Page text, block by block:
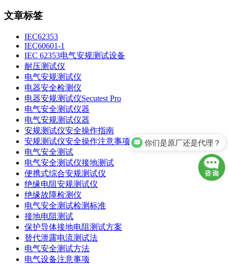
文章标签
IEC62353
IEC60601-1
IEC 62353电气安规测试设备
耐压测试仪
电气安规测试仪
电器安全检测仪
电器安规测试仪Secutest Pro
电气安全测试仪器
电气安规测试仪器
安规测试仪安全操作指南
安规测试仪安全操作注意事项
电气安全测试
电气安全测试仪接地测试
便携式综合安规测试仪
绝缘电阻安规测试仪
绝缘故障检测仪
电气安全测试检测标准
接地电阻测试
保护导体接地电阻测试方案
替代泄露电流测试法
电气安全测试方法
电气设备注意事项
你们是原厂还是代理？